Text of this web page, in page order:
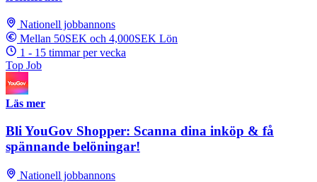
Nationell jobbannons
Mellan 50SEK och 4,000SEK Lön
1 - 15 timmar per vecka
Top Job
Läs mer
Bli YouGov Shopper: Scanna dina inköp & få
spännande belöningar!
Nationell jobbannons